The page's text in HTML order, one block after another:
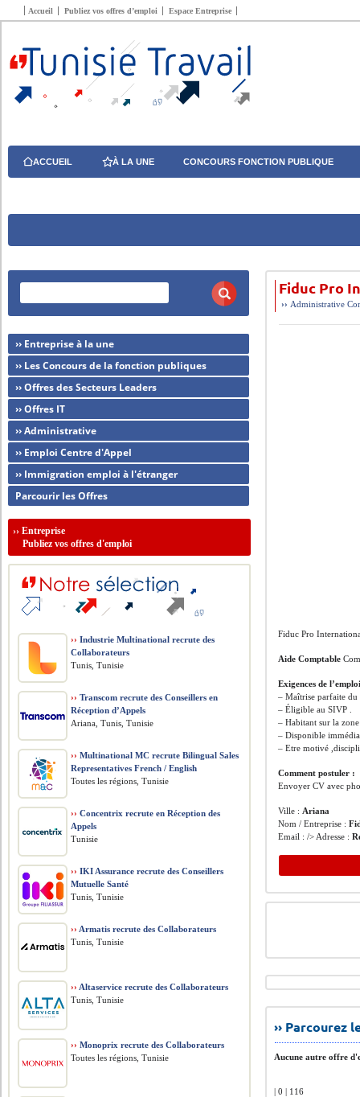
Accueil Publiez vos offres d’emploi Espace Entreprise
ACCUEIL À LA UNE CONCOURS FONCTION PUBLIQUE
Fiduc Pro
›› Administrative
Fiduc Pro
Aide Comptable
Exigences de
– Maîtrise parfaite du
– Éligible au SIVP .
– Habitant sur la
– Disponible
– Etre motivé
Comment postuler :
Envoyer CV avec
Ville : Ariana
Nom / Entreprise :
Email : /> Adresse :
››
Aucune autre offre
| 0 | 116
›› Entreprise à la une
›› Les Concours de la fonction publiques
›› Offres des Secteurs Leaders
›› Offres IT
›› Administrative
›› Emploi Centre d'Appel
›› Immigration emploi à l'étranger
Parcourir les Offres
››Entreprise
Publiez vos offres d'emploi
›› Industrie Multinational recrute des
Collaborateurs
Tunis, Tunisie
›› Transcom recrute des Conseillers en
Réception d’Appels
Ariana, Tunis, Tunisie
›› Multinational MC recrute Bilingual Sales
Representatives French / English
Toutes les régions, Tunisie
›› Concentrix recrute en Réception des
Appels
Tunisie
›› IKI Assurance recrute des Conseillers
Mutuelle Santé
Tunis, Tunisie
›› Armatis recrute des Collaborateurs
Tunis, Tunisie
›› Altaservice recrute des Collaborateurs
Tunis, Tunisie
›› Monoprix recrute des Collaborateurs
Toutes les régions, Tunisie